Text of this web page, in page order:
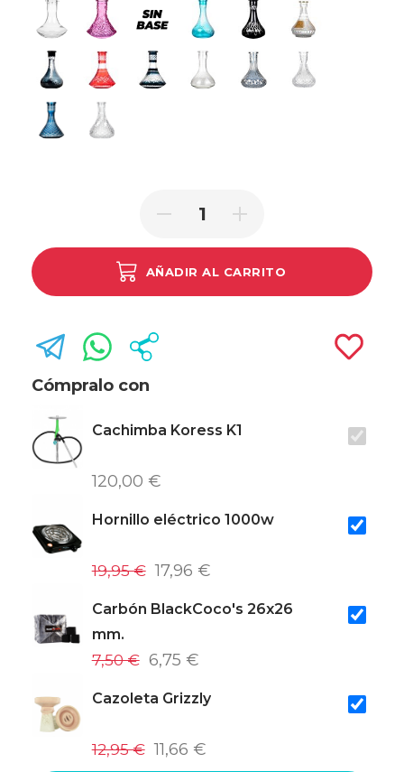
Clear
Lowpoly Big Pink
Sin base Big Glass P-turquoise
Big Glass N Black
Egyptian
Frozen BlackTallada RojaTallada NegraGota de Agua Rayada
Imperial Ahumada
Imperial Clear
Crystal BlueNexa Clear
AÑADIR AL CARRITO
Cómpralo con
Cachimba Koress K1
120,00 €
Hornillo eléctrico 1000w
19,95 € 17,96 €
Carbón BlackCoco's 26x26
mm.
7,50 € 6,75 €
Cazoleta Grizzly
12,95 € 11,66 €